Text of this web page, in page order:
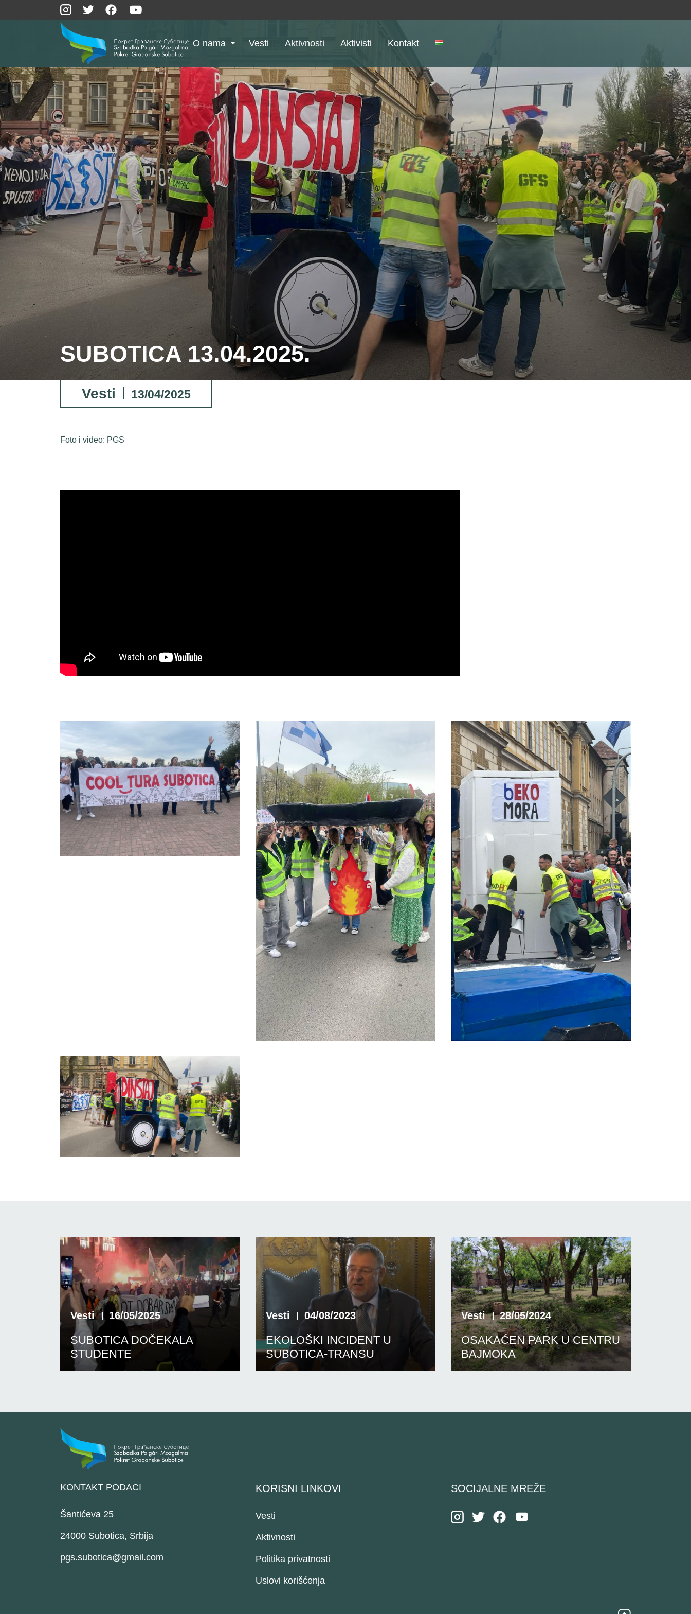
O nama Vesti Aktivnosti Aktivisti Kontakt
SUBOTICA 13.04.2025.
Vesti 13/04/2025
Foto i video: PGS
Vesti 16/05/2025
SUBOTICA DOČEKALA
STUDENTE
Vesti 04/08/2023
EKOLOŠKI INCIDENT U
SUBOTICA-TRANSU
Vesti 28/05/2024
OSAKAĆEN PARK U CENTRU
BAJMOKA
KONTAKT PODACI
Šantićeva 25
24000 Subotica, Srbija
pgs.subotica@gmail.com
KORISNI LINKOVI
Vesti
Aktivnosti
Politika privatnosti
Uslovi korišćenja
SOCIJALNE MREŽE